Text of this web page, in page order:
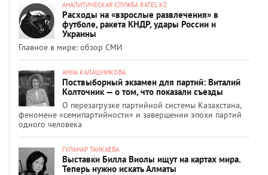
АНАЛИТИЧЕСКАЯ СЛУЖБА RATEL.KZ
Расходы на «взрослые развлечения» в
футболе, ракета КНДР, удары России и
Украины
Главное в мире: обзор СМИ
АННА КАЛАШНИКОВА
Поствыборный экзамен для партий: Виталий
Колточник — о том, что показали съезды
О перезагрузке партийной системы Казахстана,
феномене «семипартийности» и завершении эпохи партий
одного человека
ГУЛЬНАР ТАНКАЕВА
Выставки Билла Виолы ищут на картах мира.
Теперь нужно искать Алматы